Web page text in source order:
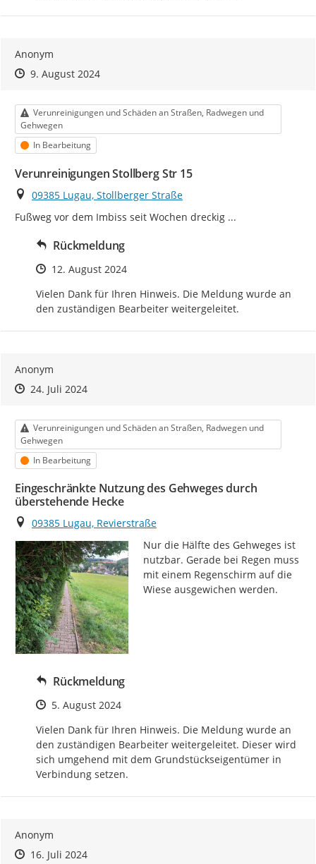
Anonym
Zeitpunkt des Erstellens
Zeitpunkt des Erstellens
9. August 2024Zur Äußerung
Kategorie
Verunreinigungen und Schäden an Straßen, Radwegen und
Gehwegen
Status
In Bearbeitung
Verunreinigungen Stollberg Str 15
Ort
09385 Lugau, Stollberger Straße
Fußweg vor dem Imbiss seit Wochen dreckig ...
Rückmeldung
Zeitpunkt des Erstellens
12. August 2024
Vielen Dank für Ihren Hinweis. Die Meldung wurde an
den zuständigen Bearbeiter weitergeleitet.
Anonym
Zeitpunkt des Erstellens
Zeitpunkt des Erstellens
24. Juli 2024Zur Äußerung
Kategorie
Verunreinigungen und Schäden an Straßen, Radwegen und
Gehwegen
Status
In Bearbeitung
Eingeschränkte Nutzung des Gehweges durch
überstehende Hecke
Ort
09385 Lugau, Revierstraße
Nur die Hälfte des Gehweges ist
nutzbar. Gerade bei Regen muss
mit einem Regenschirm auf die
Wiese ausgewichen werden.
Rückmeldung
Zeitpunkt des Erstellens
5. August 2024
Vielen Dank für Ihren Hinweis. Die Meldung wurde an
den zuständigen Bearbeiter weitergeleitet. Dieser wird
sich umgehend mit dem Grundstückseigentümer in
Verbindung setzen.
Anonym
Zeitpunkt des Erstellens
Zeitpunkt des Erstellens
16. Juli 2024Zur Äußerung